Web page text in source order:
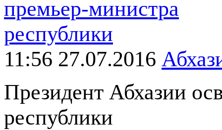
11:56 27.07.2016
Президент Абхазии
республики